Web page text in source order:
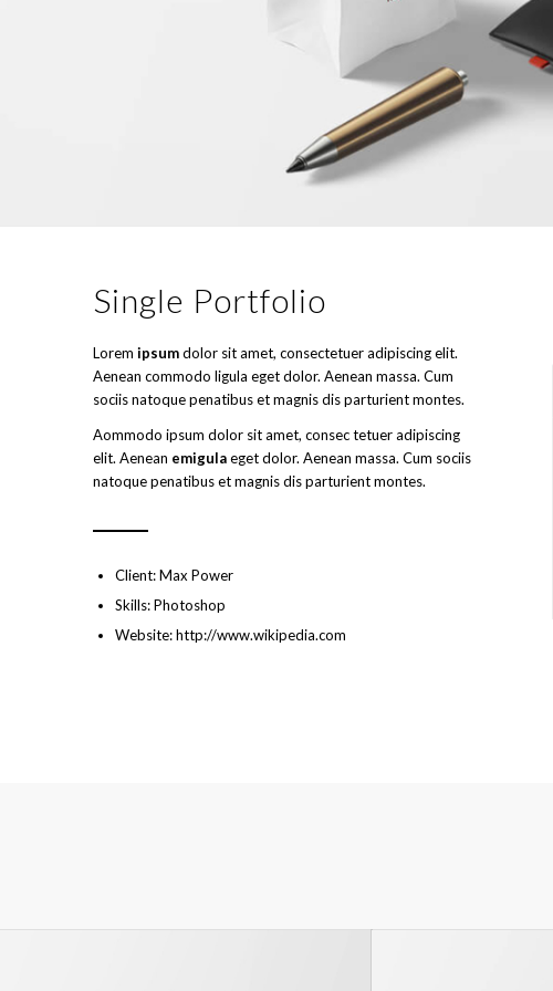
Single Portfolio
Lorem ipsumdolor sit amet, consectetuer adipiscing elit.
Aenean commodo ligula eget dolor. Aenean massa. Cum
sociis natoque penatibus et magnis dis parturient montes.
Aommodo ipsum dolor sit amet, consec tetuer adipiscing
elit. Aenean emigulaeget dolor. Aenean massa. Cum sociis
natoque penatibus et magnis dis parturient montes.
Client: Max Power
Skills: Photoshop
Website:http://www.wikipedia.com